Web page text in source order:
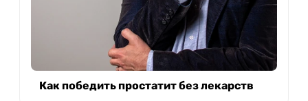
Как победить простатит без лекарств